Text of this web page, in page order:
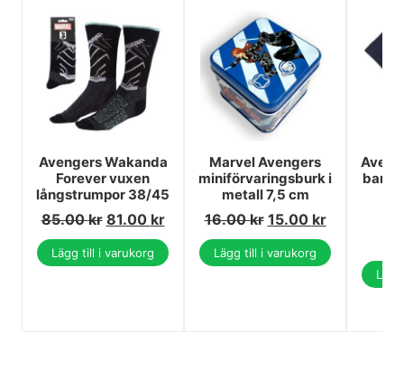
Avengers Wakanda
Forever vuxen
långstrumpor 38/45
85.00kr 81.00 kr
Lägg till i varukorg
Marvel Avengers
miniförvaringsburk i
metall 7,5 cm
16.00kr 15.00 kr
Lägg till i varukorg
barn